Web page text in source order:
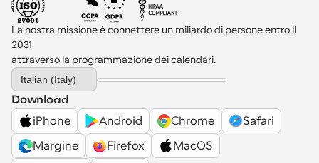
La nostra missione è connettere un miliardo di persone entro il
2031
attraverso la programmazione dei calendari.
Select Language
Italian (Italy)
Download
iPhone
Android Chrome
Safari
Margine
Firefox
MacOS